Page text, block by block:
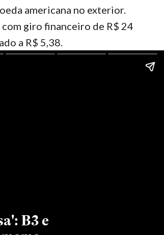
americana no exterior.
giro financeiro de R$ 24
a R$ 5,38.